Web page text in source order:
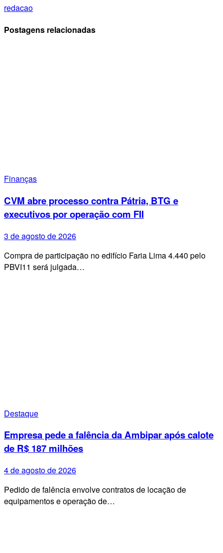
redacao
Postagens relacionadas
Finanças
CVM abre processo contra Pátria, BTG e
executivos por operação com FII
3 de agosto de 2026
Compra de participação no edifício Faria Lima 4.440 pelo
PBVI11 será julgada…
Destaque
Empresa pede a falência da Ambipar após calote
de R$ 187 milhões
4 de agosto de 2026
Pedido de falência envolve contratos de locação de
equipamentos e operação de…